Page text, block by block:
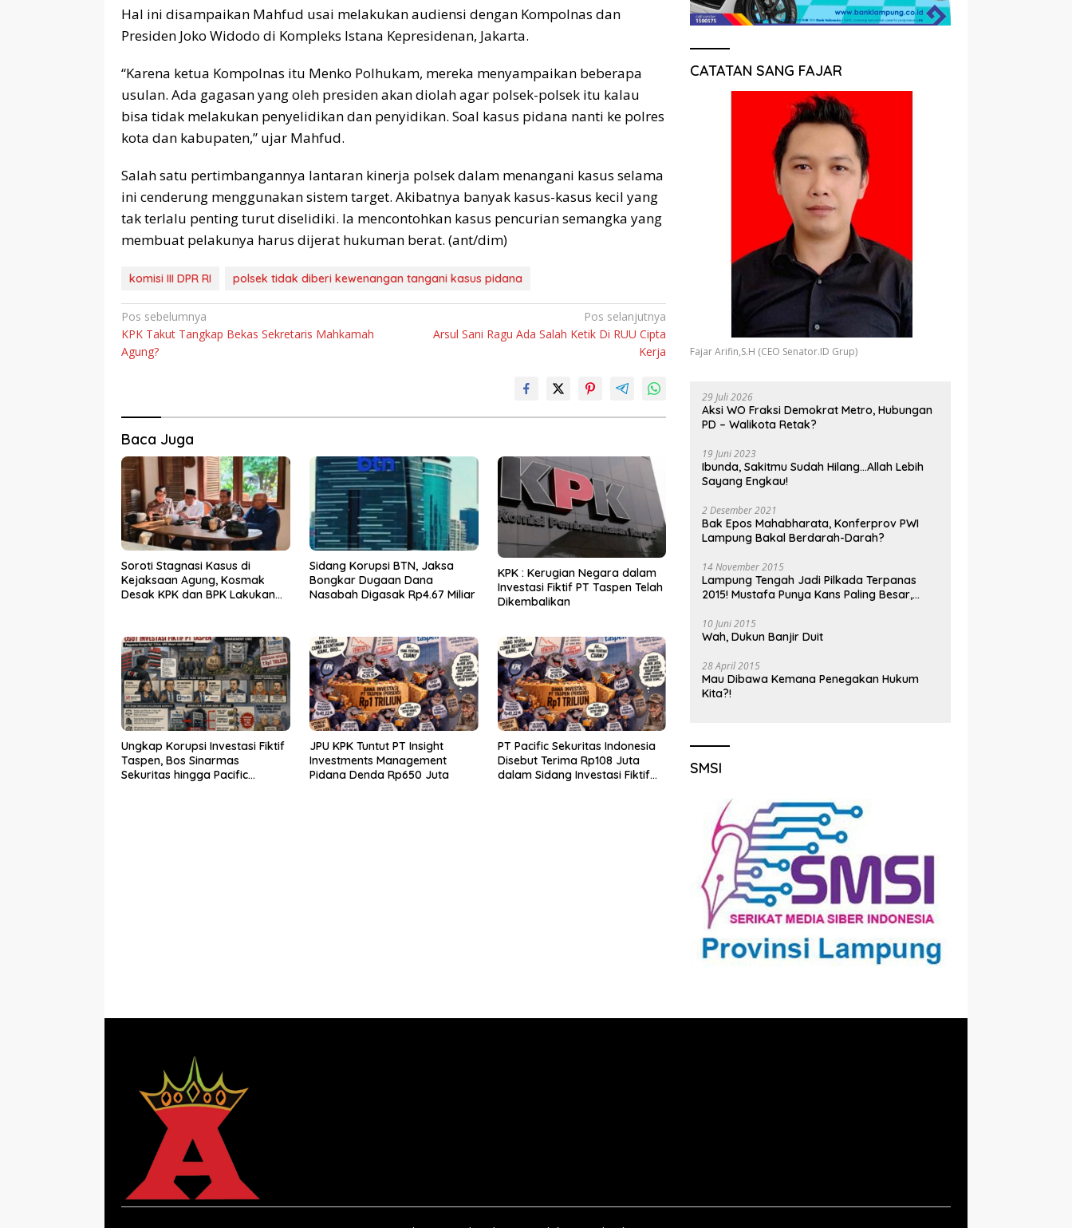
Hal ini disampaikan Mahfud usai melakukan audiensi dengan Kompolnas dan
Presiden Joko Widodo di Kompleks Istana Kepresidenan, Jakarta.
“Karena ketua Kompolnas itu Menko Polhukam, mereka menyampaikan beberapa
usulan. Ada gagasan yang oleh presiden akan diolah agar polsek-polsek itu kalau
bisa tidak melakukan penyelidikan dan penyidikan. Soal kasus pidana nanti ke polres
kota dan kabupaten,” ujar Mahfud.
Salah satu pertimbangannya lantaran kinerja polsek dalam menangani kasus selama
ini cenderung menggunakan sistem target. Akibatnya banyak kasus-kasus kecil yang
tak terlalu penting turut diselidiki. Ia mencontohkan kasus pencurian semangka yang
membuat pelakunya harus dijerat hukuman berat. (ant/dim)
komisi III DPR RI polsek tidak diberi kewenangan tangani kasus pidana
Navigasi
pos
Pos sebelumnya
KPK Takut Tangkap Bekas Sekretaris Mahkamah
Agung?
Pos selanjutnya
Arsul Sani Ragu Ada Salah Ketik Di RUU Cipta
Kerja
Baca Juga
Soroti Stagnasi Kasus di
Kejaksaan Agung, Kosmak
Desak KPK dan BPK Lakukan
Sidang Korupsi BTN, Jaksa
Bongkar Dugaan Dana
Nasabah Digasak Rp4.67 Miliar
KPK : Kerugian Negara dalam
Investasi Fiktif PT Taspen Telah
Dikembalikan
Ungkap Korupsi Investasi Fiktif
Taspen, Bos Sinarmas
Sekuritas hingga Pacific
JPU KPK Tuntut PT Insight
Investments Management
Pidana Denda Rp650 Juta
PT Pacific Sekuritas Indonesia
Disebut Terima Rp108 Juta
dalam Sidang Investasi Fiktif
CATATAN SANG FAJAR
Fajar Arifin,S.H (CEO Senator.ID Grup)
29 Juli 2026
Aksi WO Fraksi Demokrat Metro, Hubungan
PD – Walikota Retak?
19 Juni 2023
Ibunda, Sakitmu Sudah Hilang…Allah Lebih
Sayang Engkau!
2 Desember 2021
Bak Epos Mahabharata, Konferprov PWI
Lampung Bakal Berdarah-Darah?
14 November 2015
Lampung Tengah Jadi Pilkada Terpanas
2015! Mustafa Punya Kans Paling Besar,
10 Juni 2015
Wah, Dukun Banjir Duit
28 April 2015
Mau Dibawa Kemana Penegakan Hukum
Kita?!
SMSI